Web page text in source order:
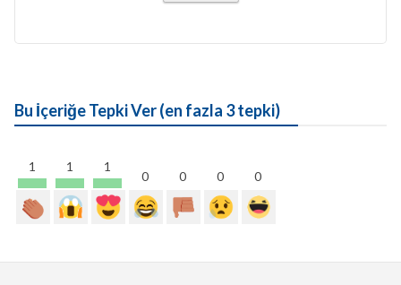
Bu İçeriğe Tepki Ver (en fazla 3 tepki)
1 1 1
0 0 0 0